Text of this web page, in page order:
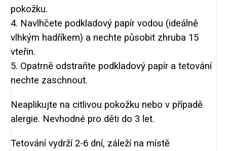
pokožku.
4. Navlhčete podkladový papír vodou (ideálně
vlhkým hadříkem) a nechte působit zhruba 15
vteřin.
5. Opatrně odstraňte podkladový papír a tetování
nechte zaschnout.
Neaplikujte na citlivou pokožku nebo v případě
alergie. Nevhodné pro děti do 3 let.
Tetování vydrží 2-6 dní, záleží na místě